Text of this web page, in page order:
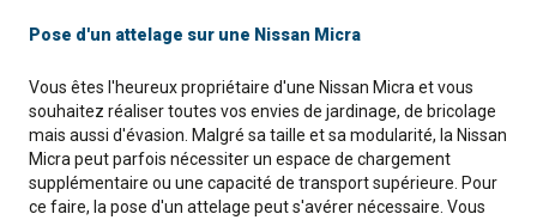
Pose d'un attelage sur une Nissan Micra
Vous êtes l'heureux propriétaire d'une Nissan Micra et vous
souhaitez réaliser toutes vos envies de jardinage, de bricolage
mais aussi d'évasion. Malgré sa taille et sa modularité, la Nissan
Micra peut parfois nécessiter un espace de chargement
supplémentaire ou une capacité de transport supérieure. Pour
ce faire, la pose d'un attelage peut s'avérer nécessaire. Vous